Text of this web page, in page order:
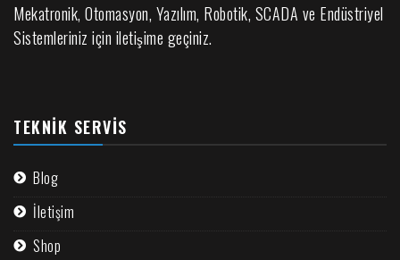
Mekatronik, Otomasyon, Yazılım, Robotik, SCADA ve Endüstriyel
Sistemleriniz için iletişime geçiniz.
TEKNIK SERVIS
Blog
İletişim
Shop